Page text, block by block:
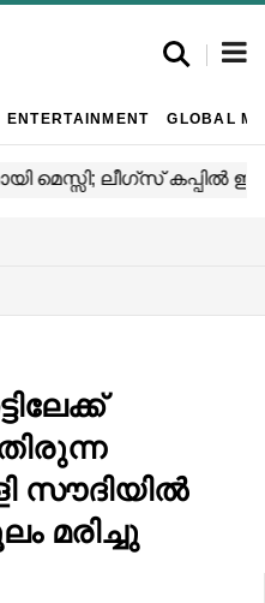
ENTERTAINMENT GLOBAL
സൗദിയിൽ
മരിച്ചു